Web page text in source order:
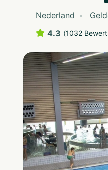
Nederland
4.3 (1032